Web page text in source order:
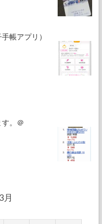
帳アプリ）
す。＠
月